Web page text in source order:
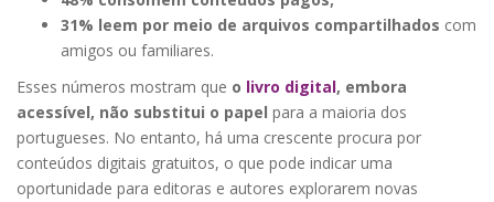
31% leem por meio de arquivos compartilhados com
amigos ou familiares.
Esses números mostram que o livro digital, embora
acessível, não substitui o papel para a maioria dos
portugueses. No entanto, há uma crescente procura por
conteúdos digitais gratuitos, o que pode indicar uma
oportunidade para editoras e autores explorarem novas